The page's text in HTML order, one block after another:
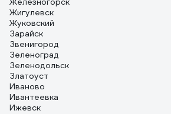
Жигулевск
Жуковский
Зарайск
Звенигород
Зеленоград
Зеленодольск
Златоуст
Иваново
Ивантеевка
Ижевск